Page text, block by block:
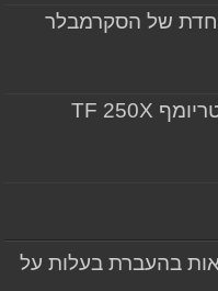
של הסקרמבלר
פרטים מלאים: הטריומף TF 250X
בהעברת בעלות על